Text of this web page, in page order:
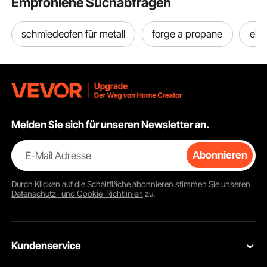
schmiedeofen für metall forge a propane
Melden Sie sich für unseren Newsletter an.
E-Mail Adresse Abonnieren
Durch Klicken auf die Schaltflächeabonnieren stimmen Sie unseren
Datenschutz- und Cookie-Richtlinien zu.
Kundenservice